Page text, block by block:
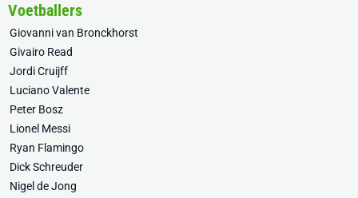
Voetballers
Giovanni van Bronckhorst
Givairo Read
Jordi Cruijff
Luciano Valente
Peter Bosz
Lionel Messi
Ryan Flamingo
Dick Schreuder
Nigel de Jong